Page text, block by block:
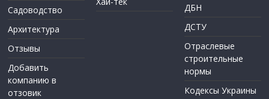
Садоводство
Архитектура
Отзывы
Добавить
компанию в
отзовик
ДБН
ДСТУ
Отраслевые
строительные
нормы
Кодексы Украины